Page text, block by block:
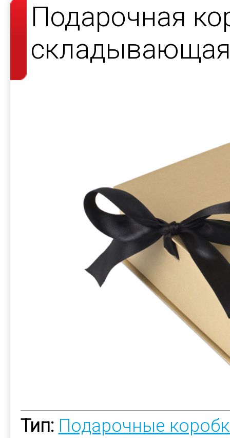
Подарочная
Тип: Подарочные